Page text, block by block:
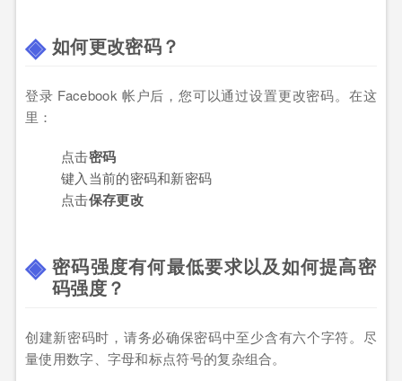
如何更改密码？
登录 Facebook 帐户后，您可以通过设置更改密码。在这
里：
点击密码
键入当前的密码和新密码
点击保存更改
密码强度有何最低要求以及如何提高密
码强度？
创建新密码时，请务必确保密码中至少含有六个字符。尽
量使用数字、字母和标点符号的复杂组合。